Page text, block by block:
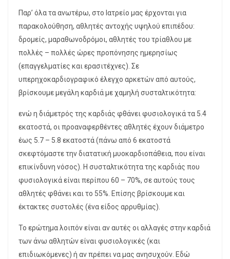
Παρ’ όλα τα ανωτέρω, στο Ιατρείο μας έρχονται για
παρακολούθηση, αθλητές αντοχής υψηλού επιπέδου:
δρομείς, μαραθωνοδρόμοι, αθλητές του τρίαθλου με
πολλές – πολλές ώρες προπόνησης ημερησίως
(επαγγελματίες και ερασιτέχνες). Σε
υπερηχοκαρδιογραφικό έλεγχο αρκετών από αυτούς,
βρίσκουμε μεγάλη καρδιά με χαμηλή συσταλτικότητα:
ενώ η διάμετρός της καρδιάς φθάνει φυσιολογικά τα 5.4
εκατοστά, οι προαναφερθέντες αθλητές έχουν διάμετρο
έως 5.7 – 5.8 εκατοστά (πάνω από 6 εκατοστά
σκεφτόμαστε την διατατική μυοκαρδιοπάθεια, που είναι
επικίνδυνη νόσος). Η συσταλτικότητα της καρδιάς που
φυσιολογικά είναι περίπου 60 – 70%, σε αυτούς τους
αθλητές φθάνει και το 55%. Επίσης βρίσκουμε και
έκτακτες συστολές (ένα είδος αρρυθμίας).
Το ερώτημα λοιπόν είναι αν αυτές οι αλλαγές στην καρδιά
των άνω αθλητών είναι φυσιολογικές (και
επιδιωκόμενες) ή αν πρέπει να μας ανησυχούν. Εδώ